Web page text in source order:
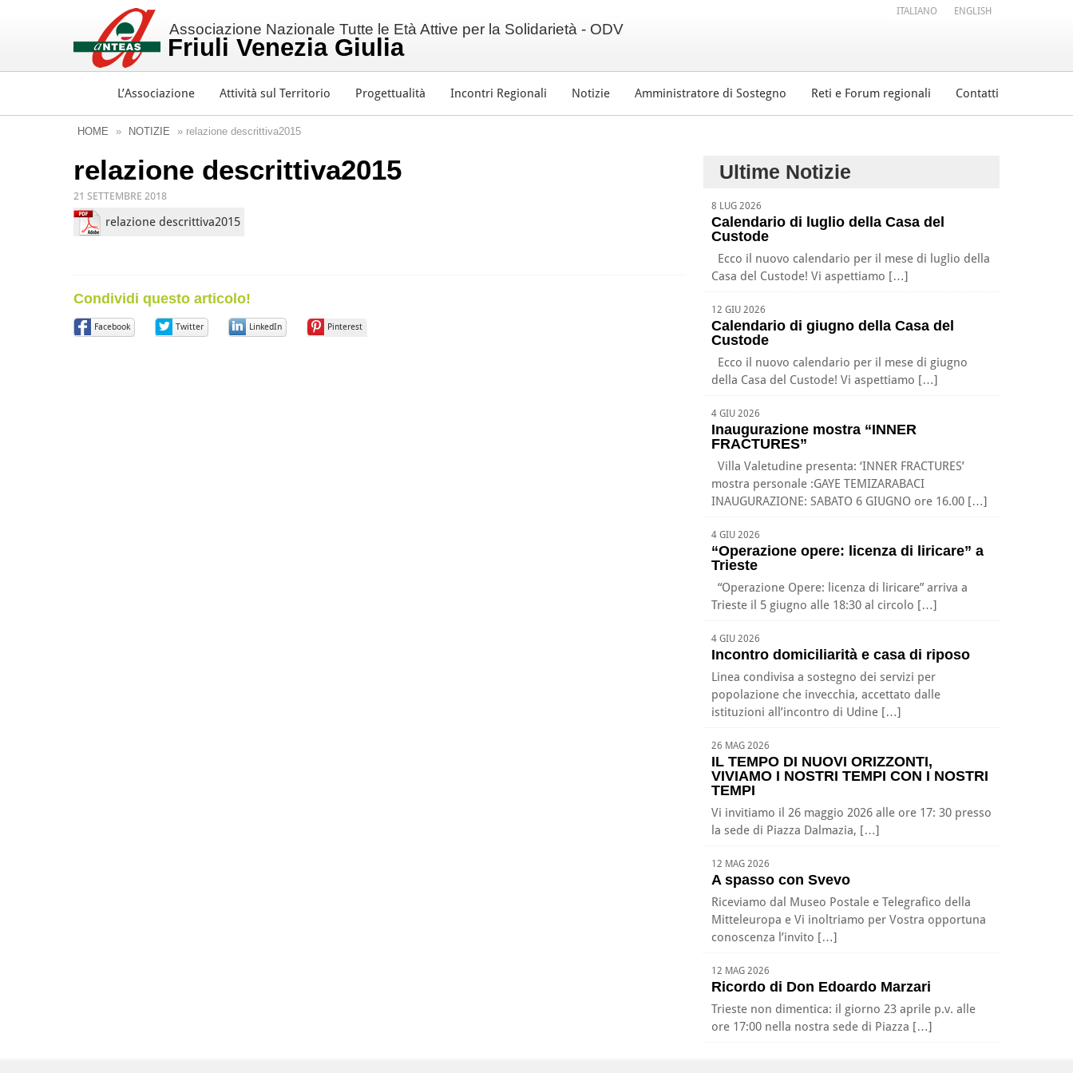
Associazione Nazionale Tutte le Età Attive per la Solidarietà - ODV
Friuli Venezia Giulia
L’Associazione Attività sul Territorio Progettualità Incontri Regionali Notizie Amministratore di Sostegno Reti e Forum regionali Contatti
ITALIANO ENGLISH
HOME » NOTIZIE » relazione descrittiva2015
relazione descrittiva2015
21 SETTEMBRE 2018
relazione descrittiva2015
Condividi questo articolo!
Facebook Twitter LinkedIn Pinterest
Ultime Notizie
8 LUG 2026
Calendario di luglio della Casa del
Custode
Ecco il nuovo calendario per il mese di luglio della
Casa del Custode! Vi aspettiamo […]
12 GIU 2026
Calendario di giugno della Casa del
Custode
Ecco il nuovo calendario per il mese di giugno
della Casa del Custode! Vi aspettiamo […]
4 GIU 2026
Inaugurazione mostra “INNER
FRACTURES”
Villa Valetudine presenta: ‘INNER FRACTURES’
mostra personale :GAYE TEMIZARABACI
INAUGURAZIONE: SABATO 6 GIUGNO ore 16.00 […]
4 GIU 2026
“Operazione opere: licenza di liricare” a
Trieste
“Operazione Opere: licenza di liricare” arriva a
Trieste il 5 giugno alle 18:30 al circolo […]
4 GIU 2026
Incontro domiciliarità e casa di riposo
Linea condivisa a sostegno dei servizi per
popolazione che invecchia, accettato dalle
istituzioni all’incontro di Udine […]
26 MAG 2026
IL TEMPO DI NUOVI ORIZZONTI,
VIVIAMO I NOSTRI TEMPI CON I NOSTRI
TEMPI
Vi invitiamo il 26 maggio 2026 alle ore 17: 30 presso
la sede di Piazza Dalmazia, […]
12 MAG 2026
A spasso con Svevo
Riceviamo dal Museo Postale e Telegrafico della
Mitteleuropa e Vi inoltriamo per Vostra opportuna
conoscenza l’invito […]
12 MAG 2026
Ricordo di Don Edoardo Marzari
Trieste non dimentica: il giorno 23 aprile p.v. alle
ore 17:00 nella nostra sede di Piazza […]